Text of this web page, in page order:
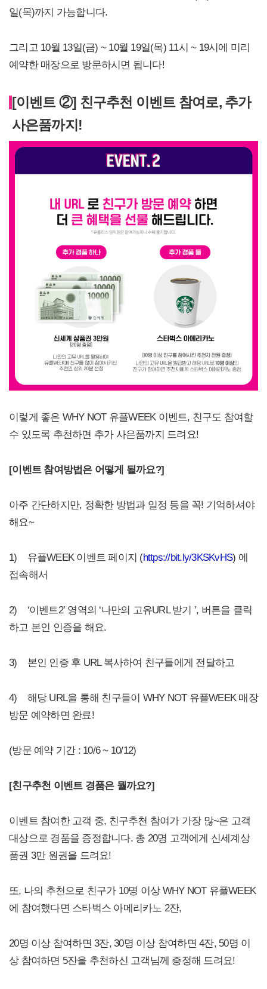
일(목)까지 가능합니다.
그리고 10월 13일(금) ~ 10월 19일(목) 11시 ~ 19시에 미리
예약한 매장으로 방문하시면 됩니다!
[이벤트 ②] 친구추천 이벤트 참여로, 추가
사은품까지!
이렇게 좋은 WHY NOT 유플WEEK 이벤트, 친구도 참여할
수 있도록 추천하면 추가 사은품까지 드려요!
[이벤트 참여방법은 어떻게 될까요?]
아주 간단하지만, 정확한 방법과 일정 등을 꼭! 기억하셔야
해요~
1) 유플WEEK 이벤트 페이지 (https://bit.ly/3KSKvHS) 에
접속해서
2) ‘이벤트2’ 영역의 ‘나만의 고유URL 받기 ’, 버튼을 클릭
하고 본인 인증을 해요.
3) 본인 인증 후 URL 복사하여 친구들에게 전달하고
4) 해당 URL을 통해 친구들이 WHY NOT 유플WEEK 매장
방문 예약하면 완료!
(방문 예약 기간 : 10/6 ~ 10/12)
[친구추천 이벤트 경품은 뭘까요?]
이벤트 참여한 고객 중, 친구추천 참여가 가장 많~은 고객
대상으로 경품을 증정합니다. 총 20명 고객에게 신세계상
품권 3만 원권을 드려요!
또, 나의 추천으로 친구가 10명 이상 WHY NOT 유플WEEK
에 참여했다면 스타벅스 아메리카노 2잔,
20명 이상 참여하면 3잔, 30명 이상 참여하면 4잔, 50명 이
상 참여하면 5잔을 추천하신 고객님께 증정해 드려요!